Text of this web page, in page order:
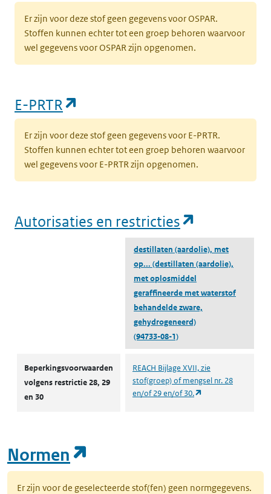
Er zijn voor deze stof geen gegevens voor OSPAR.
Stoffen kunnen echter tot een groep behoren waarvoor
wel gegevens voor OSPAR zijn opgenomen.
E-PRTR
Er zijn voor deze stof geen gegevens voor E-PRTR.
Stoffen kunnen echter tot een groep behoren waarvoor
wel gegevens voor E-PRTR zijn opgenomen.
Autorisaties en restricties
destillaten (aardolie), met
op... (destillaten (aardolie),
met oplosmiddel
geraffineerde met waterstof
behandelde zware,
gehydrogeneerd)
(94733-08-1)
Beperkingsvoorwaarden
volgens restrictie 28, 29
en 30
REACH Bijlage XVII, zie
stof(groep) of mengsel nr. 28
en/of 29 en/of 30.
Normen
Er zijn voor de geselecteerde stof(fen) geen normgegevens.